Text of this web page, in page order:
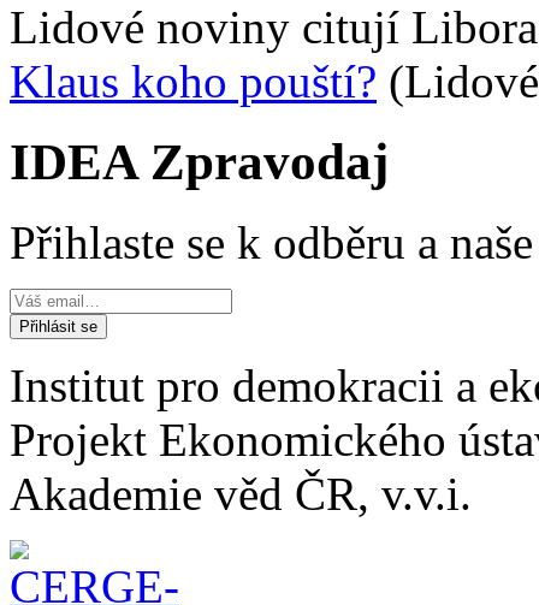
Lidové noviny citují
Klaus koho pouští?
IDEA Zpravodaj
Přihlaste se k odběru a
Institut pro demokracii a
Projekt Ekonomického
Akademie věd ČR, v.v.i.